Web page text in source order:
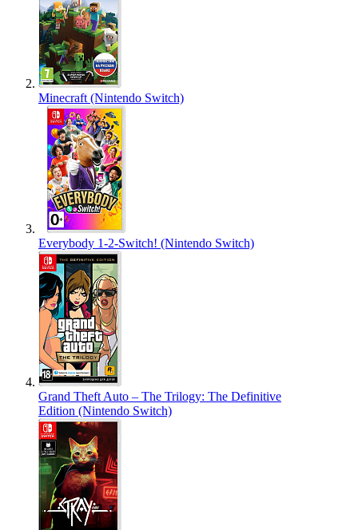
Minecraft (Nintendo Switch)
Everybody 1-2-Switch! (Nintendo Switch)
Grand Theft Auto – The Trilogy: The Definitive
Edition (Nintendo Switch)